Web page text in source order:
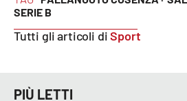
Cosenza
SERIE B
Tutti gli articoli diSport
PIÙ LETTI